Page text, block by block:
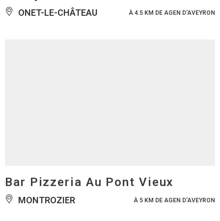
ONET-LE-CHÂTEAU À 4.5 KM DE AGEN D'AVEYRON
Bar Pizzeria Au Pont Vieux
MONTROZIER À 5 KM DE AGEN D'AVEYRON